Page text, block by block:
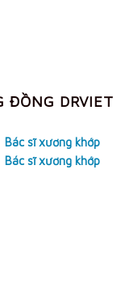
ĐỒNG DRVIET
Bác sĩ xương khớp
Bác sĩ xương khớp